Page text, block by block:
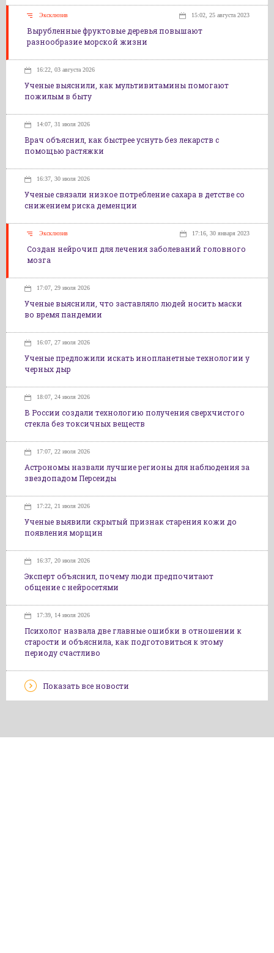
Эксклюзив 15:02, 25 августа 2023
Вырубленные фруктовые деревья повышают
разнообразие морской жизни
16:22, 03 августа 2026
Ученые выяснили, как мультивитамины помогают
пожилым в быту
14:07, 31 июля 2026
Врач объяснил, как быстрее уснуть без лекарств с
помощью растяжки
16:37, 30 июля 2026
Ученые связали низкое потребление сахара в детстве со
снижением риска деменции
Эксклюзив 17:16, 30 января 2023
Создан нейрочип для лечения заболеваний головного
мозга
17:07, 29 июля 2026
Ученые выяснили, что заставляло людей носить маски
во время пандемии
16:07, 27 июля 2026
Ученые предложили искать инопланетные технологии у
черных дыр
18:07, 24 июля 2026
В России создали технологию получения сверхчистого
стекла без токсичных веществ
17:07, 22 июля 2026
Астрономы назвали лучшие регионы для наблюдения за
звездопадом Персеиды
17:22, 21 июля 2026
Ученые выявили скрытый признак старения кожи до
появления морщин
16:37, 20 июля 2026
Эксперт объяснил, почему люди предпочитают
общение с нейросетями
17:39, 14 июля 2026
Психолог назвала две главные ошибки в отношении к
старости и объяснила, как подготовиться к этому
периоду счастливо
Показать все новости